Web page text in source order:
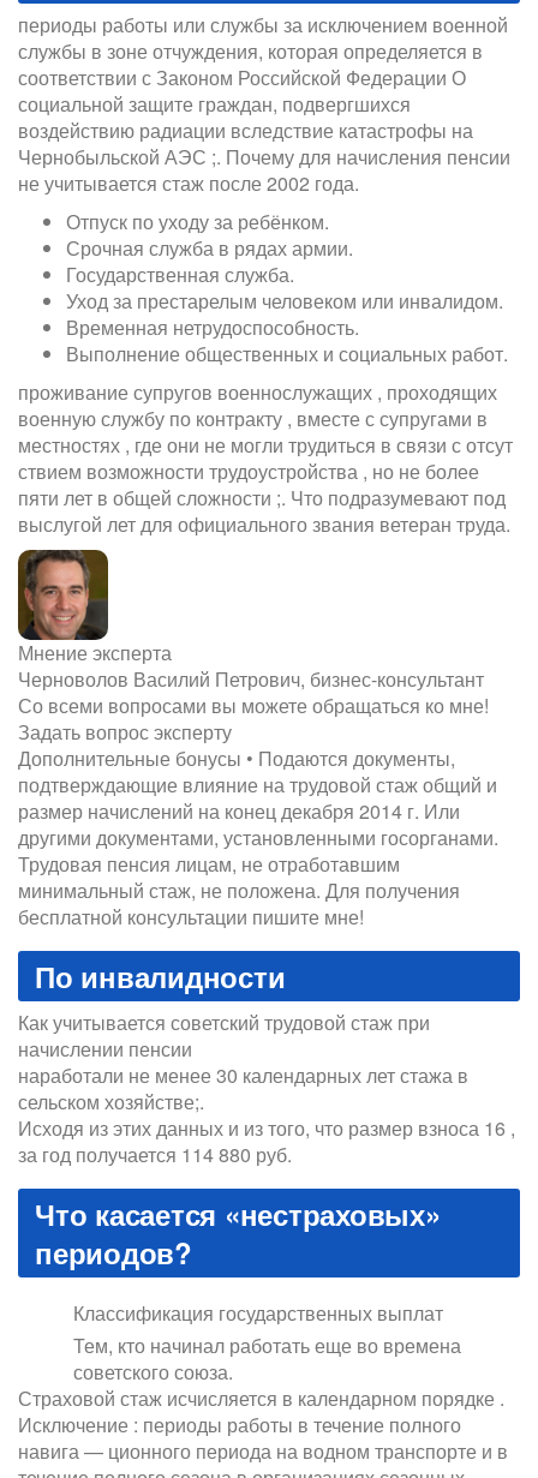
периоды работы или службы за исключением военной
службы в зоне отчуждения, которая определяется в
соответствии с Законом Российской Федерации О
социальной защите граждан, подвергшихся
воздействию радиации вследствие катастрофы на
Чернобыльской АЭС ;. Почему для начисления пенсии
не учитывается стаж после 2002 года.
Отпуск по уходу за ребёнком.
Срочная служба в рядах армии.
Государственная служба.
Уход за престарелым человеком или инвалидом.
Временная нетрудоспособность.
Выполнение общественных и социальных работ.
проживание супругов военнослужащих , проходящих
военную службу по контракту , вместе с супругами в
местностях , где они не могли трудиться в связи с отсут
ствием возможности трудоустройства , но не более
пяти лет в общей сложности ;. Что подразумевают под
выслугой лет для официального звания ветеран труда.
Мнение эксперта
Черноволов Василий Петрович, бизнес-консультант
Со всеми вопросами вы можете обращаться ко мне!
Задать вопрос эксперту
Дополнительные бонусы • Подаются документы,
подтверждающие влияние на трудовой стаж общий и
размер начислений на конец декабря 2014 г. Или
другими документами, установленными госорганами.
Трудовая пенсия лицам, не отработавшим
минимальный стаж, не положена. Для получения
бесплатной консультации пишите мне!
По инвалидности
Как учитывается советский трудовой стаж при
начислении пенсии
наработали не менее 30 календарных лет стажа в
сельском хозяйстве;.
Исходя из этих данных и из того, что размер взноса 16 ,
за год получается 114 880 руб.
Что касается «нестраховых»
периодов?
Классификация государственных выплат
Тем, кто начинал работать еще во времена
советского союза.
Страховой стаж исчисляется в календарном порядке .
Исключение : периоды работы в течение полного
навига — ционного периода на водном транспорте и в